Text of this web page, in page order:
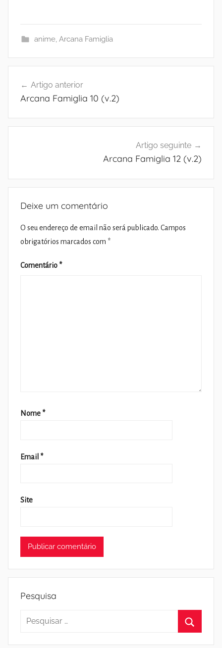
anime, Arcana Famiglia
Artigo anterior
Arcana Famiglia 10 (v.2)
Artigo seguinte
Arcana Famiglia 12 (v.2)
Deixe um comentário
O seu endereço de email não será publicado. Campos
obrigatórios marcados com *
Comentário *
Nome *
Email *
Site
Pesquisa
Pesquisar